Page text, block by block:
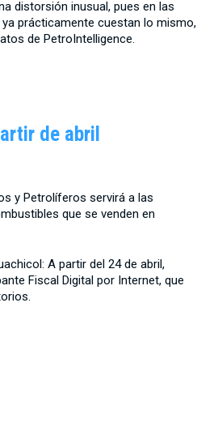
distorsión inusual, pues en las
prácticamente cuestan lo mismo,
de PetroIntelligence.
de abril
y Petrolíferos servirá a las
que se venden en
A partir del 24 de abril,
Fiscal Digital por Internet, que